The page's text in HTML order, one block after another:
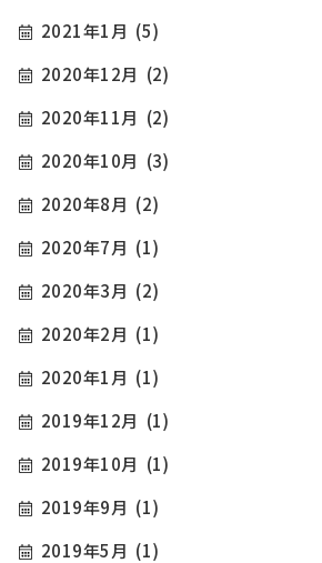
2021年1月 (5)
2020年12月 (2)
2020年11月 (2)
2020年10月 (3)
2020年8月 (2)
2020年7月 (1)
2020年3月 (2)
2020年2月 (1)
2020年1月 (1)
2019年12月 (1)
2019年10月 (1)
2019年9月 (1)
2019年5月 (1)